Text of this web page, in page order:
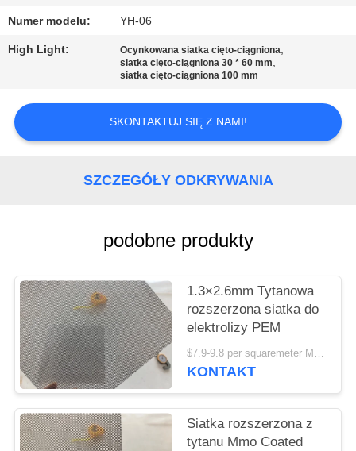
SKONTAKTUJ
SIĘ
NAMI
SITEMAP
PRIVACY
POLICY
Numer modelu: YH-06
High Light: Ocynkowana siatka cięto-ciągniona,
siatka cięto-ciągniona 30 * 60 mm,
siatka cięto-ciągniona 100 mm
SKONTAKTUJ SIĘ Z NAMI!
SZCZEGÓŁY ODKRYWANIA
podobne produkty
1.3×2.6mm Tytanowa
rozszerzona siatka do
elektrolizy PEM
$7.9-9.8 per squaremeter MOQ:50szt
KONTAKT
Siatka rozszerzona z
tytanu Mmo Coated